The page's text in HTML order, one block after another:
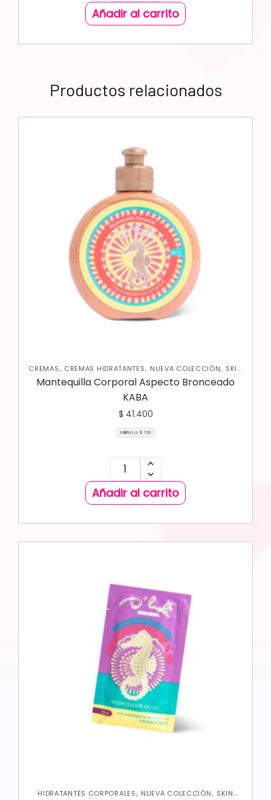
Añadir al carrito
Productos relacionados
CREMAS, CREMAS HIDRATANTES, NUEVA COLECCIÓN, SKIN
CARE CORPORAL
Mantequilla Corporal Aspecto Bronceado
KABA
$ 41.400
Mililitro a: $ 138
Añadir al carrito
HIDRATANTES CORPORALES, NUEVA COLECCIÓN, SKIN